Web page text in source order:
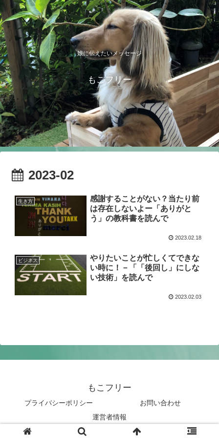
娘に伝えたいメッセージ
もこフリー
2023-02
生き方
感謝することがない？当たり前
は存在しないよー「ありがと
う」の教科書を読んで
2023.02.18
ビジネス
やりたいことが忙しくてできな
い時に！－「「後回し」にしな
い技術」を読んで
2023.02.03
もこフリー
プライバシーポリシー
お問い合わせ
運営者情報
© 2021 もこフリー.